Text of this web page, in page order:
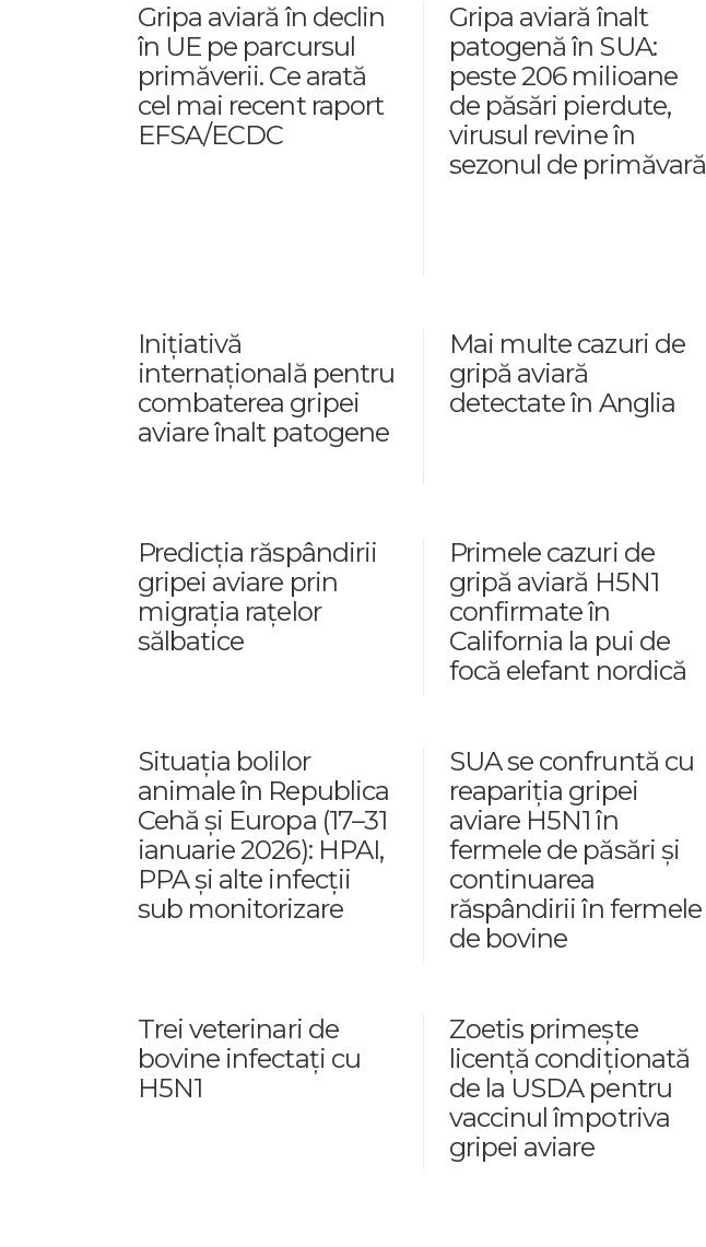
Gripa aviară în declin
în UE pe parcursul
primăverii. Ce arată
cel mai recent raport
EFSA/ECDC
Gripa aviară înalt
patogenă în SUA:
peste 206 milioane
de păsări pierdute,
virusul revine în
sezonul de primăvară
Inițiativă
internațională pentru
combaterea gripei
aviare înalt patogene
Mai multe cazuri de
gripă aviară
detectate în Anglia
Predicția răspândirii
gripei aviare prin
migrația rațelor
sălbatice
Primele cazuri de
gripă aviară H5N1
confirmate în
California la pui de
focă elefant nordică
Situația bolilor
animale în Republica
Cehă și Europa (17–31
ianuarie 2026): HPAI,
PPA și alte infecții
sub monitorizare
SUA se confruntă cu
reapariția gripei
aviare H5N1 în
fermele de păsări și
continuarea
răspândirii în fermele
de bovine
Trei veterinari de
bovine infectați cu
H5N1
Zoetis primește
licență condiționată
de la USDA pentru
vaccinul împotriva
gripei aviare